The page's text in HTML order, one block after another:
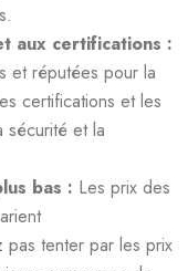
aux certifications :
et réputées pour la
certifications et les
sécurité et la
bas : Les prix des
pas tenter par les prix